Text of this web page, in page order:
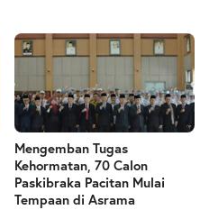
Mengemban Tugas
Kehormatan, 70 Calon
Paskibraka Pacitan Mulai
Tempaan di Asrama